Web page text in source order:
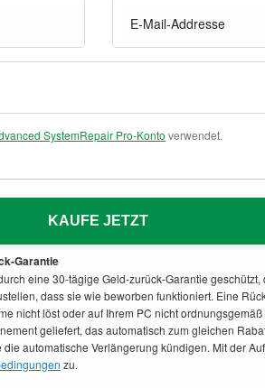
SystemRepair Pro-Konto verwendet.
KAUFE JETZT
Garantie
eine 30-tägige Geld-zurück-Garantie geschützt,
dass sie wie beworben funktioniert. Eine
nicht löst oder auf Ihrem PC nicht
geliefert, das automatisch zum gleichen
automatische Verlängerung kündigen. Mit der
zu.